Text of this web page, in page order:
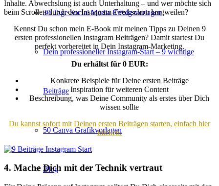
30 Tage Social Media Erfolgsvorlagen
Dein professioneller Instagram-Start – 9 wichtige
Beiträge
50 Canva Grafikvorlagen
Blog
Inhalte. Abwechslung ist auch Unterhaltung – und wer möchte sich
beim Scrollen durch den Instagram-Feed schon langweilen?
Kennst Du schon mein E-Book mit meinen Tipps zu Deinen 9
ersten professionellen Instagram Beiträgen?⁠ Damit startest Du
perfekt vorbereitet in Dein Instagram-Marketing.⁠
Du erhältst für 0 EUR:⁠
Konkrete Beispiele für Deine ersten Beiträge⁠
Inspiration für weiteren Content⁠
Beschreibung, was Deine Community als erstes über Dich
wissen sollte⁠
Du kannst sofort mit Deinen ersten Beiträgen starten, einfach hier
klicken.
4. Mache Dich mit der Technik vertraut